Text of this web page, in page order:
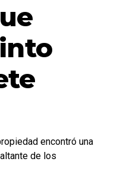
encontró una
de los